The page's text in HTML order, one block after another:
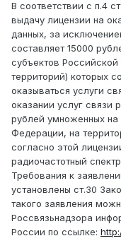
В соответствии с п.4
выдачу лицензии на
данных, за
составляет 15000
субъектов
территорий) которых
оказываться услуги
оказании услуг связи
рублей умноженных на
Федерации, на
согласно этой
радиочастотный
Требования к
установлены ст.30
такого заявления
Россвязьнадзора
России по ссылке: